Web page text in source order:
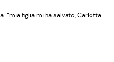
“mia figlia mi ha salvato, Carlotta